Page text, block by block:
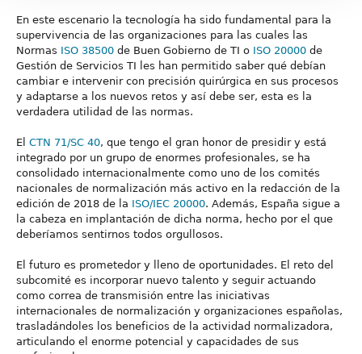
En este escenario la tecnología ha sido fundamental para la
supervivencia de las organizaciones para las cuales las
Normas ISO 38500 de Buen Gobierno de TI o ISO 20000 de
Gestión de Servicios TI les han permitido saber qué debían
cambiar e intervenir con precisión quirúrgica en sus procesos
y adaptarse a los nuevos retos y así debe ser, esta es la
verdadera utilidad de las normas.
El CTN 71/SC 40, que tengo el gran honor de presidir y está
integrado por un grupo de enormes profesionales, se ha
consolidado internacionalmente como uno de los comités
nacionales de normalización más activo en la redacción de la
edición de 2018 de la ISO/IEC 20000. Además, España sigue a
la cabeza en implantación de dicha norma, hecho por el que
deberíamos sentirnos todos orgullosos.
El futuro es prometedor y lleno de oportunidades. El reto del
subcomité es incorporar nuevo talento y seguir actuando
como correa de transmisión entre las iniciativas
internacionales de normalización y organizaciones españolas,
trasladándoles los beneficios de la actividad normalizadora,
articulando el enorme potencial y capacidades de sus